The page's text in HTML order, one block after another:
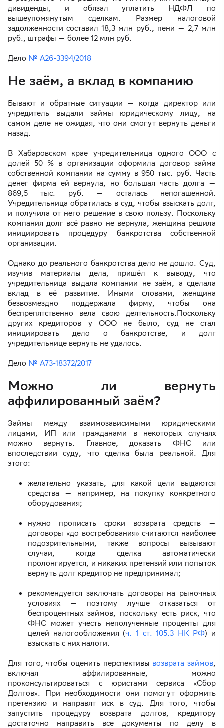
дивиденды, и обязал уплатить НДФЛ по
вышеупомянутым сделкам. Размер налоговой
задолженности составил 18,3 млн руб., пени — 2,7 млн
руб., штрафы — более 12 млн руб.
Дело № А26-3394/2018
Не заём, а вклад в компанию
Бывают и обратные ситуации — когда директор или
учредитель выдали займы юридическому лицу, на
самом деле не ожидая, что они смогут вернуть деньги
назад.
В Хабаровском крае учредительница одного ООО с
долей 50 % в организации оформила договор займа
собственной компании на сумму в 950 тыс. руб. Часть
денег фирма ей вернула, но большая часть долга —
869,5 тыс. руб. — осталась непогашенной.
Учредительница обратилась в суд, чтобы взыскать долг,
и получила от него решение в свою пользу. Поскольку
компания долг всё равно не вернула, женщина решила
инициировать процедуру банкротства собственной
организации.
Однако до реального банкротства дело не дошло. Суд,
изучив материалы дела, пришёл к выводу, что
учредительница выдала компании не заём, а сделала
вклад в её развитие. Иными словами, женщина
безвозмездно поддержала фирму, чтобы она
беспрепятственно вела свою деятельность.Поскольку
других кредиторов у ООО не было, суд не стал
инициировать дело о банкротстве, и долг
учредительнице вернуть не удалось.
Дело № А73-18372/2017
Можно ли вернуть
аффилированный заём?
Займы между взаимозависимыми юридическими
лицами, ИП или гражданами в некоторых случаях
можно вернуть. Главное, доказать ФНС или
впоследствии суду, что сделка была реальной. Для
этого:
желательно указать, для какой цели выдаются
средства — например, на покупку конкретного
оборудования;
нужно прописать сроки возврата средств —
договоры «до востребования» считаются наиболее
подозрительными, также вопросы вызывают
случаи, когда сделка автоматически
пролонгируется, и никаких претензий или попыток
вернуть долг кредитор не предпринимал;
рекомендуется заключать договоры на рыночных
условиях — поэтому лучше отказаться от
беспроцентных займов, поскольку есть риск, что
ФНС может учесть неполученные проценты для
целей налогообложения (ч. 1 ст. 105.3 НК РФ) и
взыскать с них налоги.
Для того, чтобы оценить перспективы возврата займов,
включая аффилированные, можно
проконсультироваться с юристами сервиса «Сбор
Долгов». При необходимости они помогут оформить
претензию и направят иск в суд. Для того, чтобы
запустить процедуру возврата долгов, кредитору
достаточно направить все документы по делу в